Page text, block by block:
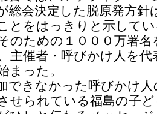
総会決定した脱原発方針
とをはっきりと示して
のための１０００万署名
主催者・呼びかけ人を代
まった。
できなかった呼びかけ人
せられている福島の子